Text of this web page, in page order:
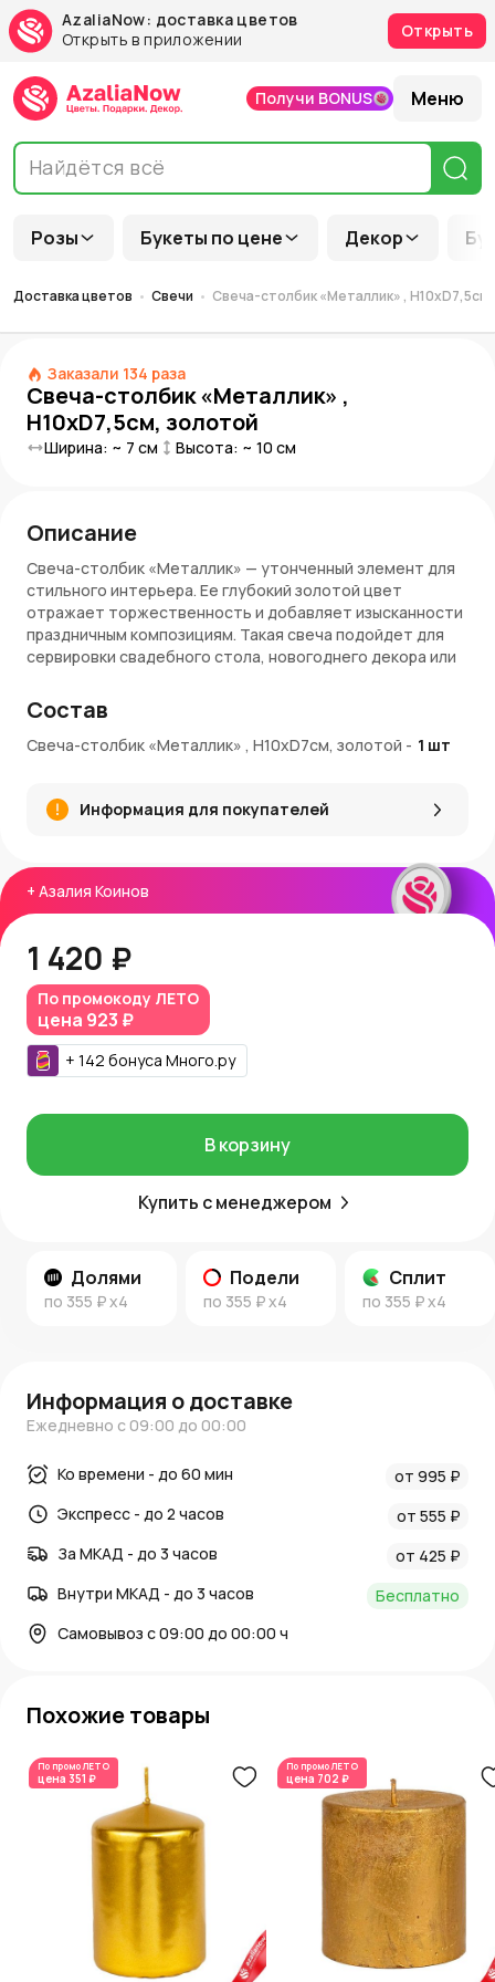
AzaliaNow: доставка цветов
Открыть в приложении
Открыть
Розы Букеты по цене Декор
Получи BONUS Меню
Доставка цветов Свечи Свеча-столбик «Металлик» ,
Заказали 134 раза
Свеча-столбик «Металлик» ,
H10xD7,5см, золотой
Ширина: ~ 7 см Высота: ~ 10 см
+ Азалия Коинов
1 420 ₽
По промокоду ЛЕТО
цена 923 ₽
+ 142 бонуса Много.ру
В корзину
Купить с менеджером
Долями
по 355 ₽x4
Подели
по 355 ₽x4
Сплит
по 355 ₽x4
Описание
Свеча-столбик «Металлик» — утонченный элемент для
стильного интерьера. Ее глубокий золотой цвет
отражает торжественность и добавляет изысканности
праздничным композициям. Такая свеча подойдет для
сервировки свадебного стола, новогоднего декора или
Преимущества
Производится из качественного воска, устойчивого к
Длительное время горения без выделения копоти.
Металлический блеск подчеркивает утонченность
Универсальный диаметр позволяет использовать
свечу в разных подсвечниках.
Прекрасный подарок или элемент праздничного
Артикул: FAQ-PH7.5-2MG
Где купить
Свечу можно купить на AzaliaNow с доставкой по Москве
и Московской области. За покупку начисляются
Коины, которые дают бонусы и скидки на последующие
Узнайте больше
Еще больше идей и полезных материалов вы найдете в
новостях AzaliaNow
блоге о декоре и цветах
Состав
Свеча-столбик «Металлик» , H10xD7см, золотой - 1 шт
Информация для покупателей
Информация о доставке
Ежедневно с 09:00 до 00:00
Ко времени - до 60 мин
от 995 ₽
Экспресс - до 2 часов
от 555 ₽
За МКАД - до 3 часов
от 425 ₽
Внутри МКАД - до 3 часов
Бесплатно
Самовывоз с 09:00 до 00:00 ч
Похожие товары
По промоЛЕТО
цена 351 ₽
По промоЛЕТО
цена 702 ₽